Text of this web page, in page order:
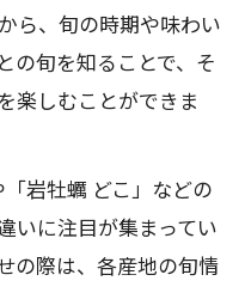
ら、旬の時期や味わい
の旬を知ることで、そ
楽しむことができま
「岩牡蠣 どこ」などの
いに注目が集まってい
の際は、各産地の旬情